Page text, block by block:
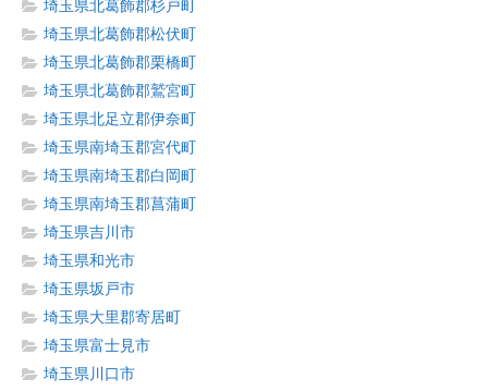
埼玉県北葛飾郡杉戸町
埼玉県北葛飾郡松伏町
埼玉県北葛飾郡栗橋町
埼玉県北葛飾郡鷲宮町
埼玉県北足立郡伊奈町
埼玉県南埼玉郡宮代町
埼玉県南埼玉郡白岡町
埼玉県南埼玉郡菖蒲町
埼玉県吉川市
埼玉県和光市
埼玉県坂戸市
埼玉県大里郡寄居町
埼玉県富士見市
埼玉県川口市